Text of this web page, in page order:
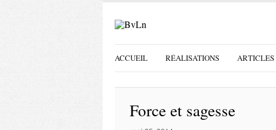
ACCUEIL RÉALISATIONS ARTICLES
Force et sagesse